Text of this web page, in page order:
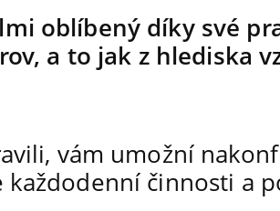
oblíbený díky své
a to jak z hlediska
vám umožní
činnosti a